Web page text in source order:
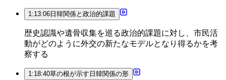
1:13:06 日韓関係と政治的課題
歴史認識や遺骨収集を巡る政治的課題に対し、市民活
動がどのように外交の新たなモデルとなり得るかを考
察する
1:18:40草の根が示す日韓関係の形